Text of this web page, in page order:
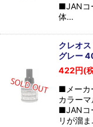
■JANコ
体…
クレオ
グレー
422円(
■メーカ
カラー
■JANコ
リが溜